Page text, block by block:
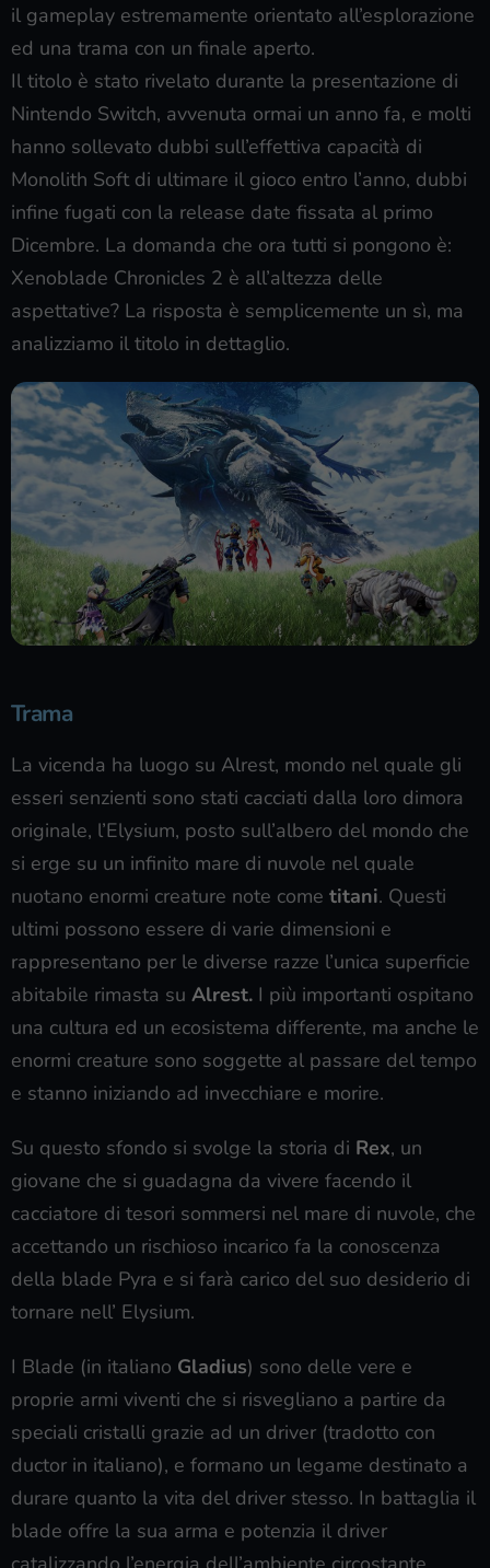
il gameplay estremamente orientato all’esplorazione
ed una trama con un finale aperto.
Il titolo è stato rivelato durante la presentazione di
Nintendo Switch, avvenuta ormai un anno fa, e molti
hanno sollevato dubbi sull’effettiva capacità di
Monolith Soft di ultimare il gioco entro l’anno, dubbi
infine fugati con la release date fissata al primo
Dicembre. La domanda che ora tutti si pongono è:
Xenoblade Chronicles 2 è all’altezza delle
aspettative? La risposta è semplicemente un sì, ma
analizziamo il titolo in dettaglio.
Trama
La vicenda ha luogo su Alrest, mondo nel quale gli
esseri senzienti sono stati cacciati dalla loro dimora
originale, l’Elysium, posto sull’albero del mondo che
si erge su un infinito mare di nuvole nel quale
nuotano enormi creature note come titani. Questi
ultimi possono essere di varie dimensioni e
rappresentano per le diverse razze l’unica superficie
abitabile rimasta su Alrest. I più importanti ospitano
una cultura ed un ecosistema differente, ma anche le
enormi creature sono soggette al passare del tempo
e stanno iniziando ad invecchiare e morire.
Su questo sfondo si svolge la storia di Rex, un
giovane che si guadagna da vivere facendo il
cacciatore di tesori sommersi nel mare di nuvole, che
accettando un rischioso incarico fa la conoscenza
della blade Pyra e si farà carico del suo desiderio di
tornare nell’ Elysium.
I Blade (in italiano Gladius) sono delle vere e
proprie armi viventi che si risvegliano a partire da
speciali cristalli grazie ad un driver (tradotto con
ductor in italiano), e formano un legame destinato a
durare quanto la vita del driver stesso. In battaglia il
blade offre la sua arma e potenzia il driver